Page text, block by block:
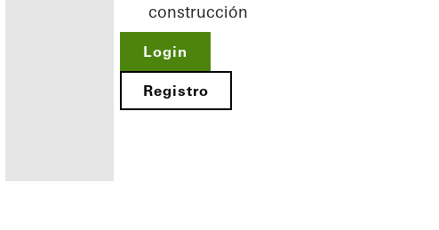
construcción
Login
Registro